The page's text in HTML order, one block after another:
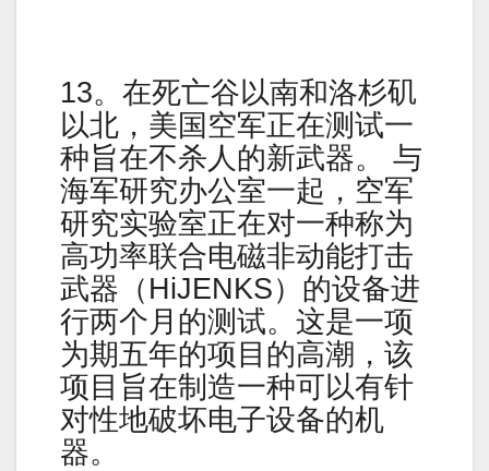
13。在死亡谷以南和洛杉矶
以北，美国空军正在测试一
种旨在不杀人的新武器。 与
海军研究办公室一起，空军
研究实验室正在对一种称为
高功率联合电磁非动能打击
武器（HiJENKS）的设备进
行两个月的测试。这是一项
为期五年的项目的高潮，该
项目旨在制造一种可以有针
对性地破坏电子设备的机
器。